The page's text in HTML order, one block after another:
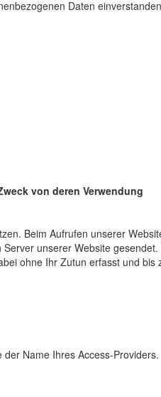
Daten
von deren Verwendung
Beim Aufrufen unserer
unserer Website
ohne Ihr Zutun erfasst und bis
Name Ihres Access-Providers.